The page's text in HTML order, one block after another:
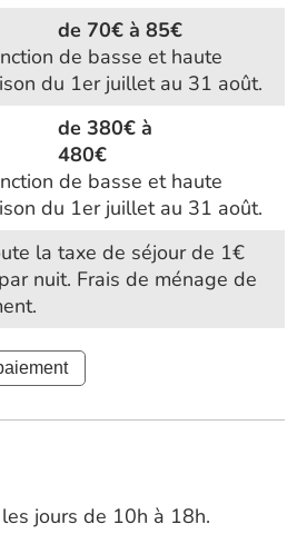
de 70€ à 85€
de basse et haute
du 1er juillet au 31 août.
de 380€ à
480€
de basse et haute
du 1er juillet au 31 août.
la taxe de séjour de 1€
nuit. Frais de ménage de
jours de 10h à 18h.